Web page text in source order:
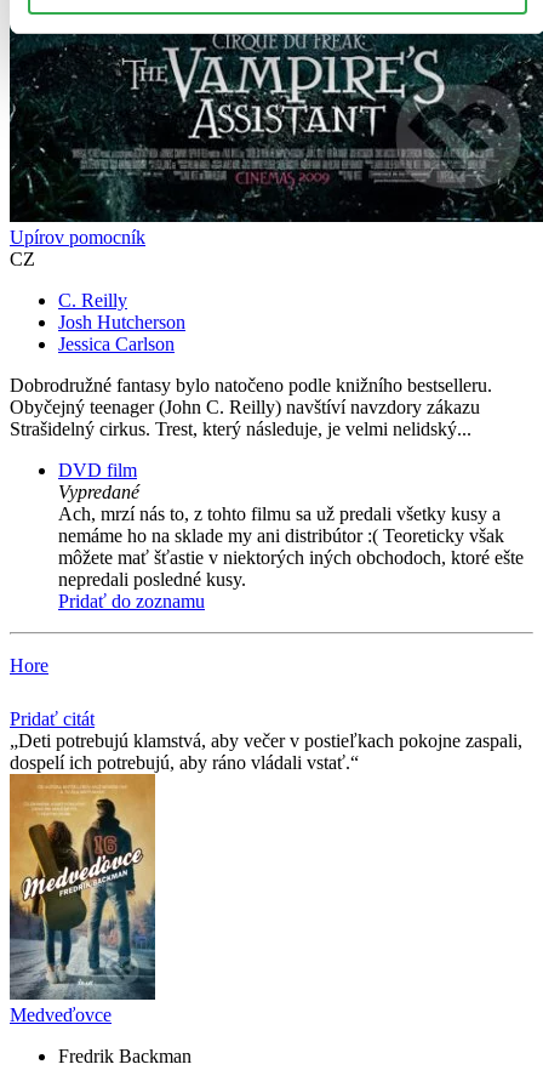
Upírov pomocník
CZ
C. Reilly
Josh Hutcherson
Jessica Carlson
Dobrodružné fantasy bylo natočeno podle knižního bestselleru.
Obyčejný teenager (John C. Reilly) navštíví navzdory zákazu
Strašidelný cirkus. Trest, který následuje, je velmi nelidský...
DVD film
Vypredané
Ach, mrzí nás to, z tohto filmu sa už predali všetky kusy a
nemáme ho na sklade my ani distribútor :( Teoreticky však
môžete mať šťastie v niektorých iných obchodoch, ktoré ešte
nepredali posledné kusy.
Pridať do zoznamu
Hore
Pridať citát
Deti potrebujú klamstvá, aby večer v postieľkach pokojne zaspali,
dospelí ich potrebujú, aby ráno vládali vstať.
Medveďovce
Fredrik Backman